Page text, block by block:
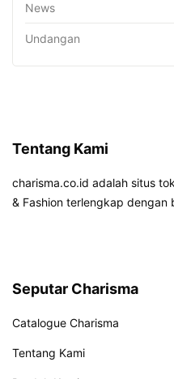
News
Undangan
Tentang Kami
charisma.co.id adalah situs
& Fashion terlengkap dengan
Seputar Charisma
Catalogue Charisma
Tentang Kami